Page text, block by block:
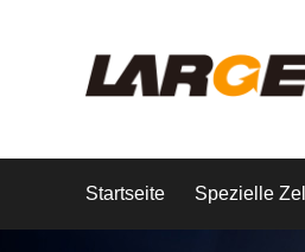
Startseite Spezielle